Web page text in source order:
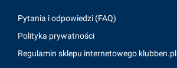
Pytania i odpowiedzi (FAQ)
Polityka prywatności
Regulamin sklepu internetowego klubben.pl